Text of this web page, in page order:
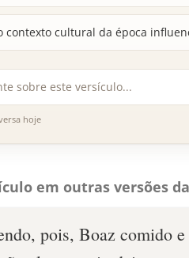
contexto cultural da época
hoje
em outras versões
pois, Boaz comido